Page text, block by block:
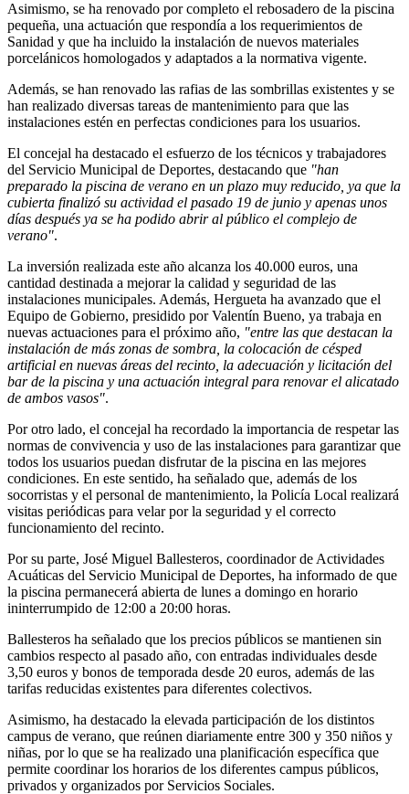
Asimismo, se ha renovado por completo el rebosadero de la piscina
pequeña, una actuación que respondía a los requerimientos de
Sanidad y que ha incluido la instalación de nuevos materiales
porcelánicos homologados y adaptados a la normativa vigente.
Además, se han renovado las rafias de las sombrillas existentes y se
han realizado diversas tareas de mantenimiento para que las
instalaciones estén en perfectas condiciones para los usuarios.
El concejal ha destacado el esfuerzo de los técnicos y trabajadores
del Servicio Municipal de Deportes, destacando que "han
preparado la piscina de verano en un plazo muy reducido, ya que la
cubierta finalizó su actividad el pasado 19 de junio y apenas unos
días después ya se ha podido abrir al público el complejo de
verano".
La inversión realizada este año alcanza los 40.000 euros, una
cantidad destinada a mejorar la calidad y seguridad de las
instalaciones municipales. Además, Hergueta ha avanzado que el
Equipo de Gobierno, presidido por Valentín Bueno, ya trabaja en
nuevas actuaciones para el próximo año, "entre las que destacan la
instalación de más zonas de sombra, la colocación de césped
artificial en nuevas áreas del recinto, la adecuación y licitación del
bar de la piscina y una actuación integral para renovar el alicatado
de ambos vasos".
Por otro lado, el concejal ha recordado la importancia de respetar las
normas de convivencia y uso de las instalaciones para garantizar que
todos los usuarios puedan disfrutar de la piscina en las mejores
condiciones. En este sentido, ha señalado que, además de los
socorristas y el personal de mantenimiento, la Policía Local realizará
visitas periódicas para velar por la seguridad y el correcto
funcionamiento del recinto.
Por su parte, José Miguel Ballesteros, coordinador de Actividades
Acuáticas del Servicio Municipal de Deportes, ha informado de que
la piscina permanecerá abierta de lunes a domingo en horario
ininterrumpido de 12:00 a 20:00 horas.
Ballesteros ha señalado que los precios públicos se mantienen sin
cambios respecto al pasado año, con entradas individuales desde
3,50 euros y bonos de temporada desde 20 euros, además de las
tarifas reducidas existentes para diferentes colectivos.
Asimismo, ha destacado la elevada participación de los distintos
campus de verano, que reúnen diariamente entre 300 y 350 niños y
niñas, por lo que se ha realizado una planificación específica que
permite coordinar los horarios de los diferentes campus públicos,
privados y organizados por Servicios Sociales.